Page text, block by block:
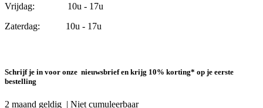
Vrijdag: 10u - 17u
Zaterdag: 10u - 17u
Schrijf je in voor onze nieuwsbrief en krijg 10% korting* op je eerste
bestelling
2 maand geldig | Niet cumuleerbaar